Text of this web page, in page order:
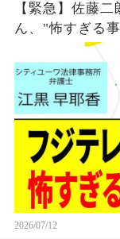
【緊急】佐藤
ん、"怖すぎる
2026/07/12